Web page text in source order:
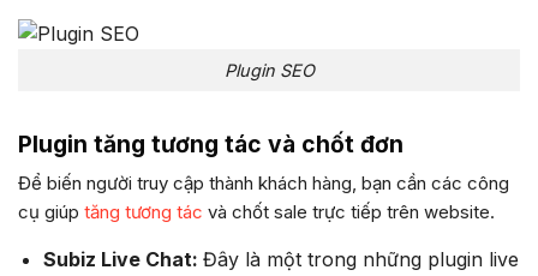
Plugin SEO
Plugin tăng tương tác và chốt đơn
Để biến người truy cập thành khách hàng, bạn cần các công
cụ giúp tăng tương tác và chốt sale trực tiếp trên website.
Subiz Live Chat: Đây là một trong những plugin live